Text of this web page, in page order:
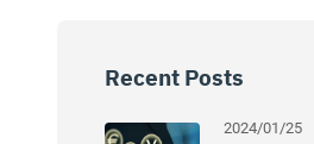
Recent Posts
2024/01/25